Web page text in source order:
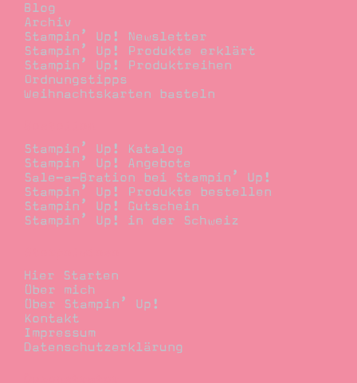
Blog
Archiv
Stampin’ Up! Newsletter
Stampin’ Up! Produkte erklärt
Stampin’ Up! Produktreihen
Ordnungstipps
Weihnachtskarten basteln
Stampin’ Up! Katalog
Stampin’ Up! Angebote
Sale-a-Bration bei Stampin’ Up!
Stampin’ Up! Produkte bestellen
Stampin’ Up! Gutschein
Stampin’ Up! in der Schweiz
Hier Starten
Über mich
Über Stampin’ Up!
Kontakt
Impressum
Datenschutzerklärung